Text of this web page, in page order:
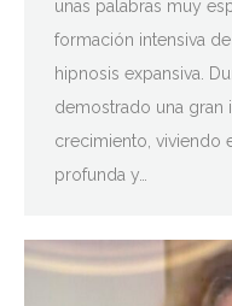
unas palabras muy
formación intensiva
hipnosis expansiva.
demostrado una gran
crecimiento, viviendo
profunda y…